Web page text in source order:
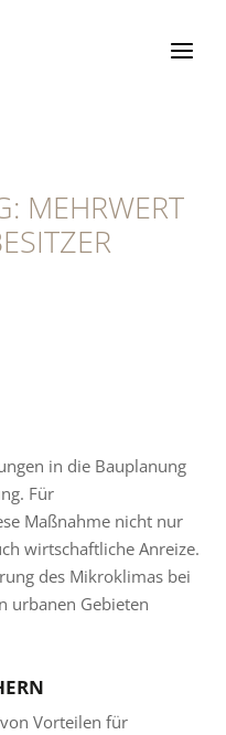
MEHRWERT
in die Bauplanung
Für
Maßnahme nicht nur
wirtschaftliche Anreize.
des Mikroklimas bei
urbanen Gebieten
Vorteilen für